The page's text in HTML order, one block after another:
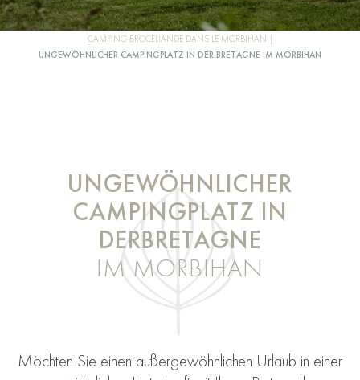
CAMPING BROCELIANDE DANS LE MORBIHAN
UNGEWÖHNLICHER CAMPINGPLATZ IN DER BRETAGNE IM MORBIHAN
UNGEWÖHNLICHER
CAMPINGPLATZ IN
DERBRETAGNE
IM MORBIHAN
Möchten Sie einen außergewöhnlichen Urlaub in einer